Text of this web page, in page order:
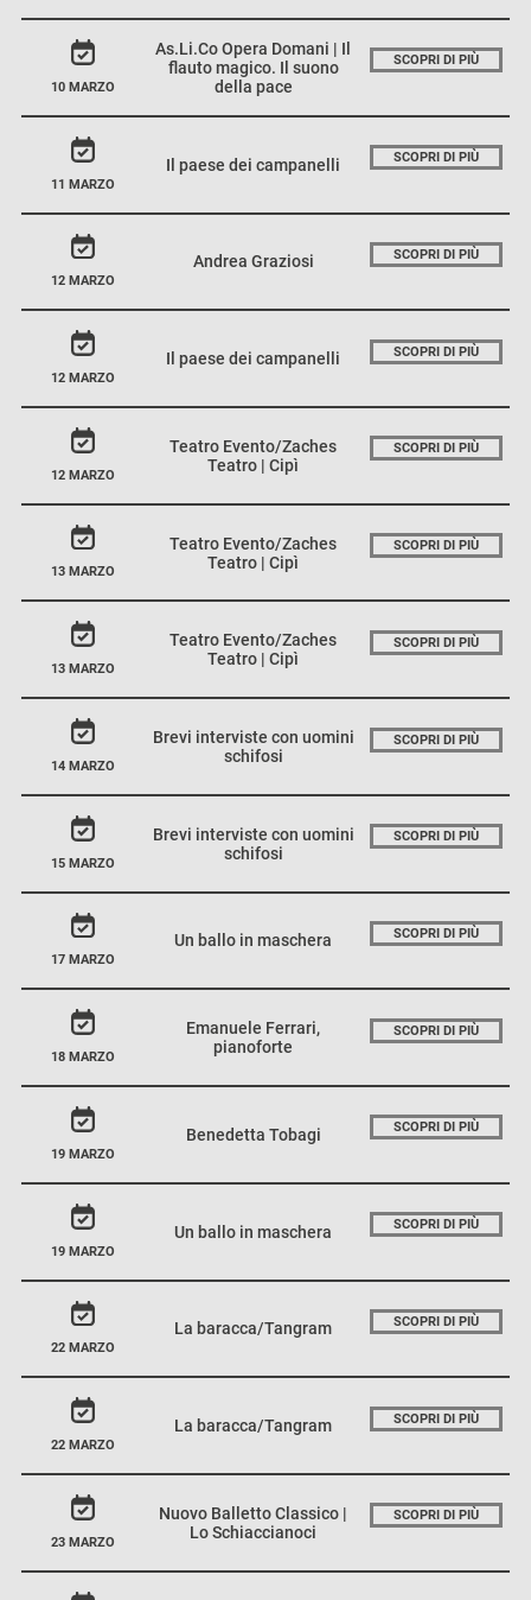
10 MARZO
As.Li.Co Opera Domani | Il
flauto magico. Il suono
della pace
SCOPRI DI PIÙ
11 MARZO
Il paese dei campanelli SCOPRI DI PIÙ
12 MARZO
Andrea Graziosi SCOPRI DI PIÙ
12 MARZO
Il paese dei campanelli SCOPRI DI PIÙ
12 MARZO
Teatro Evento/Zaches
Teatro | Cipì
SCOPRI DI PIÙ
13 MARZO
Teatro Evento/Zaches
Teatro | Cipì
SCOPRI DI PIÙ
13 MARZO
Teatro Evento/Zaches
Teatro | Cipì
SCOPRI DI PIÙ
14 MARZO
Brevi interviste con uomini
schifosi
SCOPRI DI PIÙ
15 MARZO
Brevi interviste con uomini
schifosi
SCOPRI DI PIÙ
17 MARZO
Un ballo in maschera SCOPRI DI PIÙ
18 MARZO
Emanuele Ferrari,
pianoforte
SCOPRI DI PIÙ
19 MARZO
Benedetta Tobagi SCOPRI DI PIÙ
19 MARZO
Un ballo in maschera SCOPRI DI PIÙ
22 MARZO
La baracca/Tangram SCOPRI DI PIÙ
22 MARZO
La baracca/Tangram SCOPRI DI PIÙ
23 MARZO
Nuovo Balletto Classico |
Lo Schiaccianoci
SCOPRI DI PIÙ